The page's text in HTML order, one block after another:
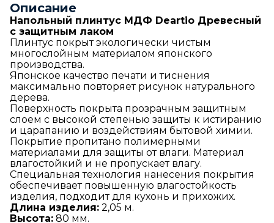
Описание
Напольный плинтус МДФ Deartio Древесный
с защитным лаком
Плинтус покрыт экологически чистым
многослойным материалом японского
производства.
Японское качество печати и тиснения
максимально повторяет рисунок натурального
дерева.
Поверхность покрыта прозрачным защитным
слоем с высокой степенью защиты к истиранию
и царапанию и воздействиям бытовой химии.
Покрытие пропитано полимерными
материалами для защиты от влаги. Материал
влагостойкий и не пропускает влагу.
Специальная технология нанесения покрытия
обеспечивает повышенную влагостойкость
изделия, подходит для кухонь и прихожих.
Длина изделия: 2,05 м.
Высота: 80 мм.